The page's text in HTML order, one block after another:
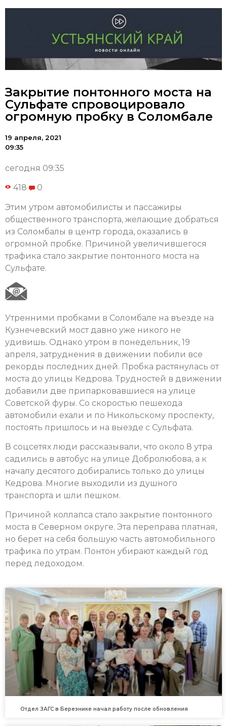
Закрытие понтонного моста на
Сульфате спровоцировало
огромную пробку в Соломбале
19 апреля, 2021
09:35
сегодня 09:35
418 0
Этим утром автомобилисты и пассажиры
общественного транспорта, желающие добраться
из Соломбалы в центр города, оказались в
огромной пробке. Причиной увеличившегося
трафика стало закрытие понтонного моста на
Сульфате.
Утренними пробками в Соломбале на въезде на
Кузнечевский мост давно уже никого не
удивишь. Однако утром в понедельник, 19
апреля, затруднения в движении побили все
рекорды последних дней. Пробка растянулась от
моста до улицы Кедрова. Трудностей в движении
добавили две припарковавшиеся на улице
Советской фуры. Со скоростью пешехода
автомобили ехали и по Никольскому проспекту,
постоять пришлось и на выезде с Сульфата.
В соцсетях люди рассказывали, что около 8 утра
садились в автобус на улице Добролюбова, а к
началу десятого добирались только до улицы
Кедрова. Многие выходили из душного
транспорта и шли пешком.
Причиной коллапса стало закрытие понтонного
моста в Северном округе. Эта переправа платная,
но берет на себя большую часть автомобильного
трафика по утрам. Понтон убирают каждый год
перед ледоходом.
Отдел ЗАГС в Березнике начал работу после обновления